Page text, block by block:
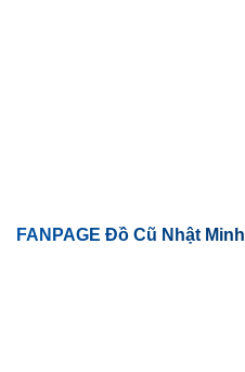
FANPAGE Đồ Cũ Nhật Minh